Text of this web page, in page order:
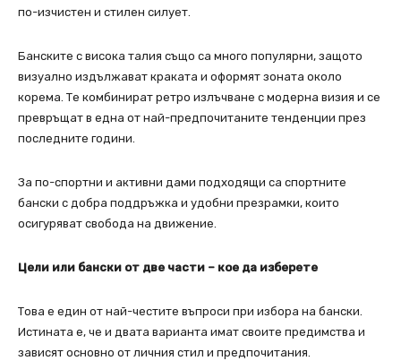
по-изчистен и стилен силует.
Банските с висока талия също са много популярни, защото
визуално издължават краката и оформят зоната около
корема. Те комбинират ретро излъчване с модерна визия и се
превръщат в една от най-предпочитаните тенденции през
последните години.
За по-спортни и активни дами подходящи са спортните
бански с добра поддръжка и удобни презрамки, които
осигуряват свобода на движение.
Цели или бански от две части – кое да изберете
Това е един от най-честите въпроси при избора на бански.
Истината е, че и двата варианта имат своите предимства и
зависят основно от личния стил и предпочитания.